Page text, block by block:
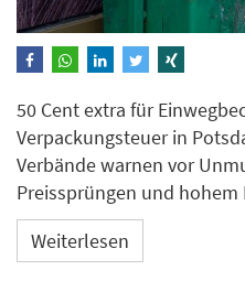
50 Cent extra für
Verpackungsteuer in
Verbände warnen vor
Preissprüngen und
Weiterlesen